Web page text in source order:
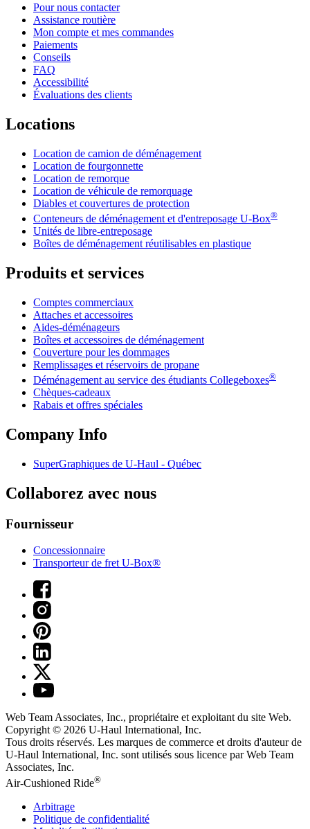
Pour nous contacter
Assistance routière
Mon compte et mes commandes
Paiements
Conseils
FAQ
Accessibilité
Évaluations des clients
Locations
Location de camion de déménagement
Location de fourgonnette
Location de remorque
Location de véhicule de remorquage
Diables et couvertures de protection
Conteneurs de déménagement et d'entreposage U-Box®
Unités de libre-entreposage
Boîtes de déménagement réutilisables en plastique
Produits et services
Comptes commerciaux
Attaches et accessoires
Aides-déménageurs
Boîtes et accessoires de déménagement
Couverture pour les dommages
Remplissages et réservoirs de propane
Déménagement au service des étudiants Collegeboxes®
Chèques-cadeaux
Rabais et offres spéciales
Company Info
SuperGraphiques de U-Haul - Québec
Collaborez avec nous
Fournisseur
Concessionnaire
Transporteur de fret U-Box®
Web Team Associates, Inc., propriétaire et exploitant du site Web.
Copyright © 2026 U-Haul International, Inc.
Tous droits réservés. Les marques de commerce et droits d'auteur de
U-Haul International, Inc. sont utilisés sous licence par Web Team
Associates, Inc.
Air-Cushioned Ride®
Arbitrage
Politique de confidentialité